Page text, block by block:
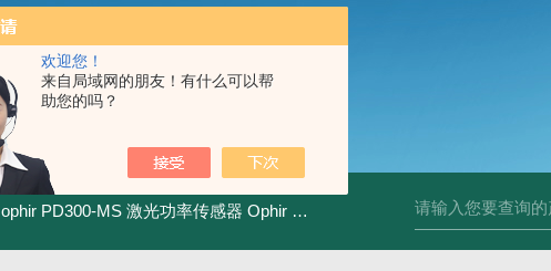
欢迎您！
来自局域网的朋友！有什么可以帮
助您的吗？
ophir PD300-MS 激光功率传感器 Ophir PD300R-3W 激光功率传感器